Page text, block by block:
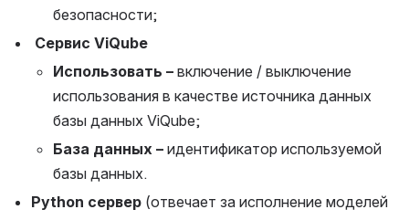
безопасности;
Сервис ViQube
Использовать – включение / выключение
использования в качестве источника данных
базы данных ViQube;
База данных – идентификатор используемой
базы данных.
Python сервер (отвечает за исполнение моделей